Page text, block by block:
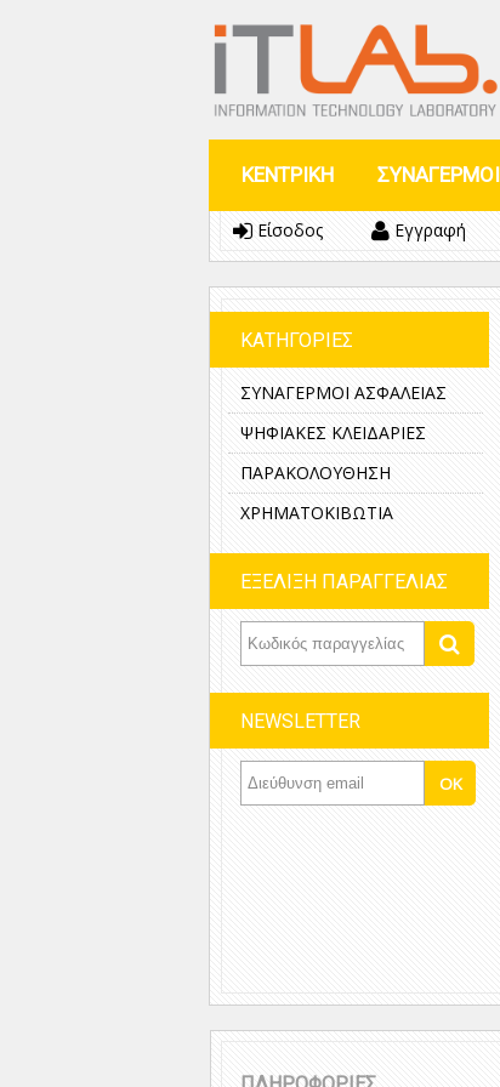
ΚΕΝΤΡΙΚΗ
Είσοδος Εγγραφή
ΚΑΤΗΓΟΡΙΕΣ
ΣΥΝΑΓΕΡΜΟΙ ΑΣΦΑΛΕΙΑΣ
ΨΗΦΙΑΚΕΣ ΚΛΕΙΔΑΡΙΕΣ
ΠΑΡΑΚΟΛΟΥΘΗΣΗ
ΧΡΗΜΑΤΟΚΙΒΩΤΙΑ
ΕΞΕΛΙΞΗ ΠΑΡΑΓΓΕΛΙΑΣ
NEWSLETTER